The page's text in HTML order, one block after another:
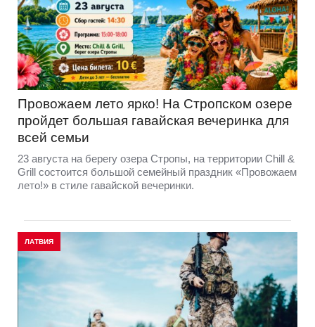
Провожаем лето ярко! На Стропском озере
пройдет большая гавайская вечеринка для
всей семьи
23 августа на берегу озера Стропы, на территории Chill &
Grill состоится большой семейный праздник «Провожаем
лето!» в стиле гавайской вечеринки.
ЛАТВИЯ